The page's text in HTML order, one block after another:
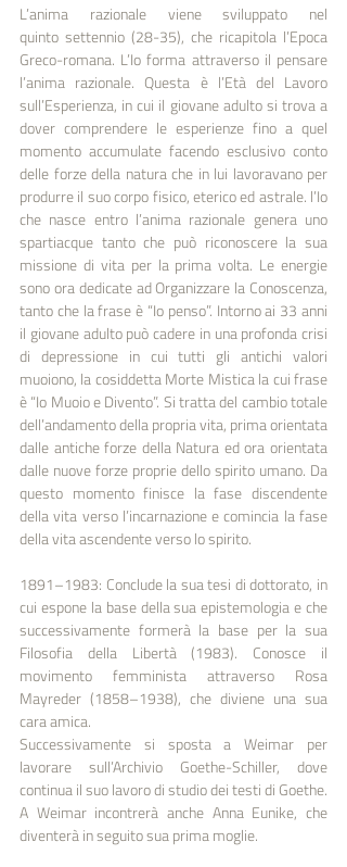
L’anima razionale viene sviluppato nel
quinto settennio (28-35), che ricapitola l’Epoca
Greco-romana. L’Io forma attraverso il pensare
l’anima razionale. Questa è l’Età del Lavoro
sull’Esperienza, in cui il giovane adulto si trova a
dover comprendere le esperienze fino a quel
momento accumulate facendo esclusivo conto
delle forze della natura che in lui lavoravano per
produrre il suo corpo fisico, eterico ed astrale. l’Io
che nasce entro l’anima razionale genera uno
spartiacque tanto che può riconoscere la sua
missione di vita per la prima volta. Le energie
sono ora dedicate ad Organizzare la Conoscenza,
tanto che la frase è “Io penso”. Intorno ai 33 anni
il giovane adulto può cadere in una profonda crisi
di depressione in cui tutti gli antichi valori
muoiono, la cosiddetta Morte Mistica la cui frase
è “Io Muoio e Divento”. Si tratta del cambio totale
dell’andamento della propria vita, prima orientata
dalle antiche forze della Natura ed ora orientata
dalle nuove forze proprie dello spirito umano. Da
questo momento finisce la fase discendente
della vita verso l’incarnazione e comincia la fase
della vita ascendente verso lo spirito.
1891–1983: Conclude la sua tesi di dottorato, in
cui espone la base della sua epistemologia e che
successivamente formerà la base per la sua
Filosofia della Libertà (1983). Conosce il
movimento femminista attraverso Rosa
Mayreder (1858–1938), che diviene una sua
cara amica.
Successivamente si sposta a Weimar per
lavorare sull’Archivio Goethe-Schiller, dove
continua il suo lavoro di studio dei testi di Goethe.
A Weimar incontrerà anche Anna Eunike, che
diventerà in seguito sua prima moglie.